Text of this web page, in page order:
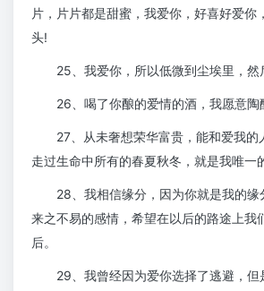
片，片片都是甜蜜，我爱你，好喜好爱你
头!
25、我爱你，所以低微到尘埃里，然
26、喝了你酿的爱情的酒，我愿意陶
27、从未奢想荣华富贵，能和爱我的
走过生命中所有的春夏秋冬，就是我唯一
28、我相信缘分，因为你就是我的缘
来之不易的感情，希望在以后的路途上我
后。
29、我曾经因为爱你选择了逃避，但